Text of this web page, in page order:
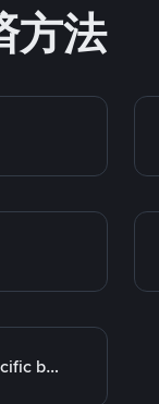
方法
Transfers with specific bank